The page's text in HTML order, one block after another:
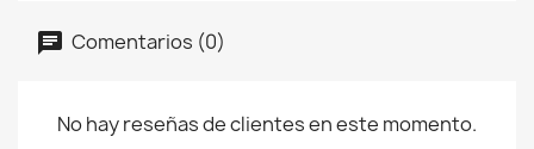
Comentarios (0)
No hay reseñas de clientes en este momento.